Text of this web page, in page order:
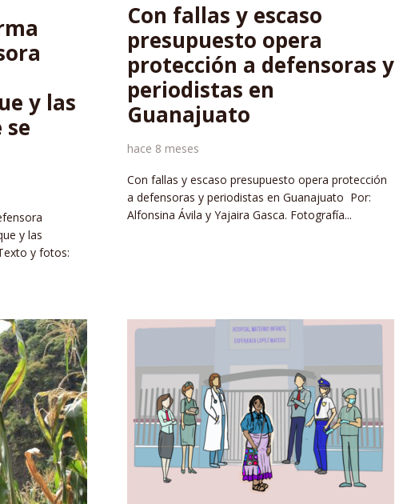
y las
se
y las
y fotos:
Con fallas y escaso
presupuesto opera
protección a defensoras y
periodistas en
Guanajuato
hace 8 meses
Con fallas y escaso presupuesto opera protección
a defensoras y periodistas en Guanajuato Por:
Alfonsina Ávila y Yajaira Gasca. Fotografía...